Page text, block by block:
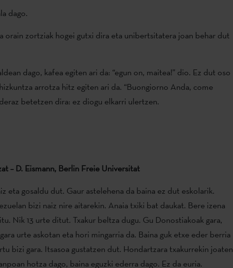
dago.
orain zortziak hogei gutxi dira eta unibertsitatera joan behar dut
dago, kafea egiten ari da: “egun on, maitea!” dio. Ez dut oso
arrotza hitz egiten ari da. “Buongiorno Anda, come
betetzen dira: ez diogu elkarri ulertzen.
– D. Eismann, Berlin Freie Universitat
eta gosaldu dut. Gaur astelehena da baina ez dut eskolarik.
bizi naiz nire aitarekin. Anaia txiki bat daukat. Bere izena
Nik 13 urte ditut. Txakur beltza dugu. Gu Donostiakoak gara,
urte askotan eta hori mingarria da. Baina guk etxe eder berria
bizi gara. Itsasoa gustatzen dut. Hondartzara txakurrekin joaten
hotza dago, baina eguzki ederra dago. Ez da euria.